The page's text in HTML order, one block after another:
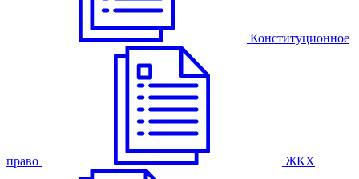
Конституционное
право ЖКХ